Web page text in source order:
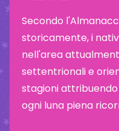
Secondo
storicamente, i
nell'area
settentrionali e
stagioni
ogni luna piena